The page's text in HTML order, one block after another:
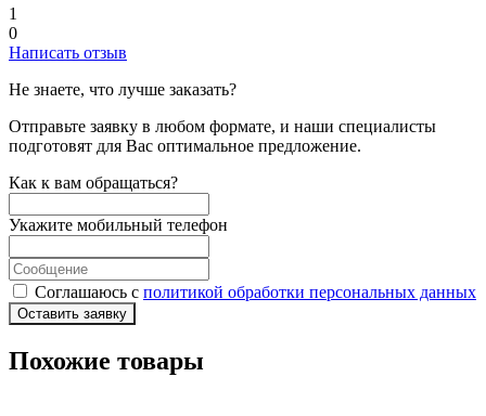
1
0
Написать отзыв
Не знаете, что лучше заказать?
Отправьте заявку в любом формате, и наши специалисты
подготовят для Вас оптимальное предложение.
Как к вам обращаться?
Укажите мобильный телефон
Соглашаюсь с политикой обработки персональных данных
Оставить заявку
Похожие товары